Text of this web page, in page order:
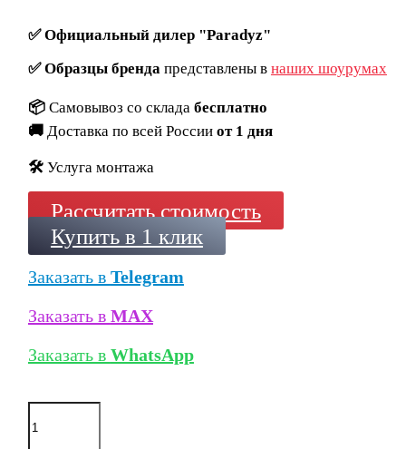
✅Официальный дилер "Paradyz"
✅Образцы брендапредставлены в наших шоурумах
📦 Самовывоз со склада бесплатно
🚚 Доставка по всей России от 1 дня
🛠️ Услуга монтажа
Рассчитать стоимость
Купить в 1 клик
Заказать в Telegram
Заказать в MAX
Заказать в WhatsApp
Количество
товара